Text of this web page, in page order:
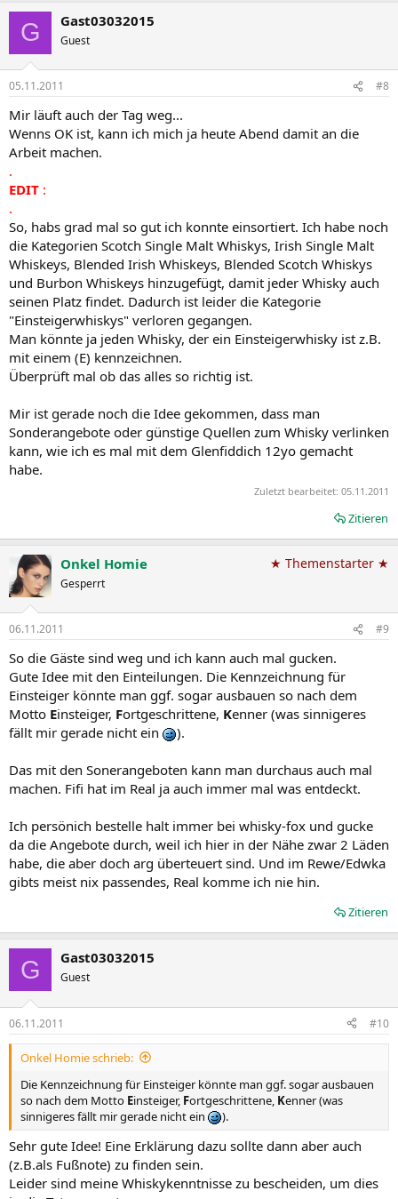
G Gast03032015
Guest
05.11.2011 #8
Mir läuft auch der Tag weg...
Wenns OK ist, kann ich mich ja heute Abend damit an die
Arbeit machen.
.
EDIT :
.
So, habs grad mal so gut ich konnte einsortiert. Ich habe noch
die Kategorien Scotch Single Malt Whiskys, Irish Single Malt
Whiskeys, Blended Irish Whiskeys, Blended Scotch Whiskys
und Burbon Whiskeys hinzugefügt, damit jeder Whisky auch
seinen Platz findet. Dadurch ist leider die Kategorie
"Einsteigerwhiskys" verloren gegangen.
Man könnte ja jeden Whisky, der ein Einsteigerwhisky ist z.B.
mit einem (E) kennzeichnen.
Überprüft mal ob das alles so richtig ist.
Mir ist gerade noch die Idee gekommen, dass man
Sonderangebote oder günstige Quellen zum Whisky verlinken
kann, wie ich es mal mit dem Glenfiddich 12yo gemacht
habe.
Zuletzt bearbeitet: 05.11.2011
Zitieren
Onkel Homie
Gesperrt
★ Themenstarter ★
06.11.2011 #9
So die Gäste sind weg und ich kann auch mal gucken.
Gute Idee mit den Einteilungen. Die Kennzeichnung für
Einsteiger könnte man ggf. sogar ausbauen so nach dem
Motto Einsteiger, Fortgeschrittene, Kenner (was sinnigeres
fällt mir gerade nicht ein
).
Das mit den Sonerangeboten kann man durchaus auch mal
machen. Fifi hat im Real ja auch immer mal was entdeckt.
Ich persönich bestelle halt immer bei whisky-fox und gucke
da die Angebote durch, weil ich hier in der Nähe zwar 2 Läden
habe, die aber doch arg überteuert sind. Und im Rewe/Edwka
gibts meist nix passendes, Real komme ich nie hin.
Zitieren
G Gast03032015
Guest
06.11.2011 #10
Onkel Homie schrieb:
Die Kennzeichnung für Einsteiger könnte man ggf. sogar ausbauen
so nach dem Motto Einsteiger, Fortgeschrittene, Kenner (was
sinnigeres fällt mir gerade nicht ein
).
Sehr gute Idee! Eine Erklärung dazu sollte dann aber auch
(z.B.als Fußnote) zu finden sein.
Leider sind meine Whiskykenntnisse zu bescheiden, um dies